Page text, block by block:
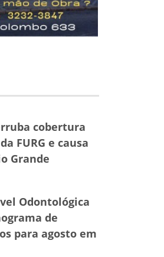
cobertura
FURG e causa
Grande
Odontológica
de
para agosto em